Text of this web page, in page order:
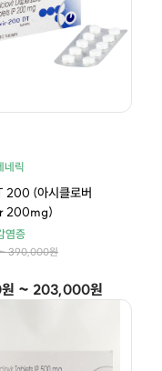
네릭
200 (아시클로버
200mg)
염증
390,000원
~ 203,000원